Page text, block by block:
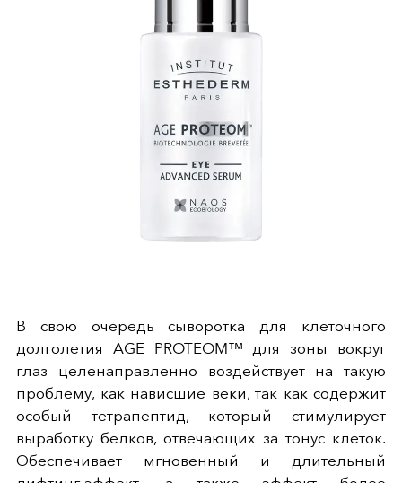
В свою очередь сыворотка для клеточного
долголетия AGE PROTEOM™ для зоны вокруг
глаз целенаправленно воздействует на такую
проблему, как нависшие веки, так как содержит
особый тетрапептид, который стимулирует
выработку белков, отвечающих за тонус клеток.
Обеспечивает мгновенный и длительный